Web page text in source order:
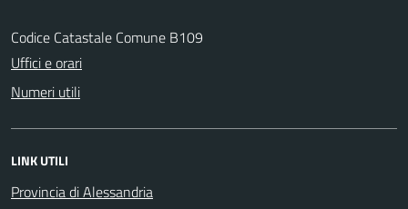
Codice Catastale Comune B109
Uffici e orari
Numeri utili
LINK UTILI
Provincia di Alessandria